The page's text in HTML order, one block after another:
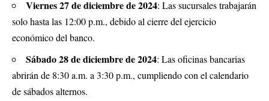
Viernes 27 de diciembre de 2024: Las sucursales trabajarán
solo hasta las 12:00 p.m., debido al cierre del ejercicio
económico del banco.
Sábado 28 de diciembre de 2024: Las oficinas bancarias
abrirán de 8:30 a.m. a 3:30 p.m., cumpliendo con el calendario
de sábados alternos.